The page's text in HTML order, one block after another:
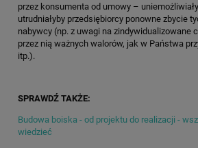
przez konsumenta od umowy –
utrudniałyby przedsiębiorcy ponowne zbycie
nabywcy (np. z uwagi na zindywidualizowane
przez nią ważnych walorów, jak w Państwa
itp.).
SPRAWDŹ TAKŻE:
Budowa boiska - od projektu do realizacji -
wiedzieć